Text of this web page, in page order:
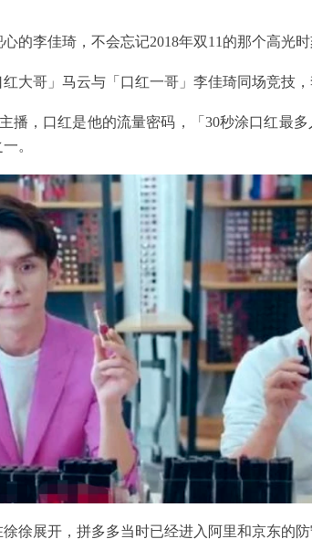
的李佳琦，不会忘记2018年双11的那个高光时
大哥」马云与「口红一哥」李佳琦同场竞技，
播，口红是他的流量密码，「30秒涂口红最
。
徐展开，拼多多当时已经进入阿里和京东的防